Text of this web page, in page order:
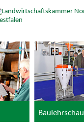
Baulehrschau